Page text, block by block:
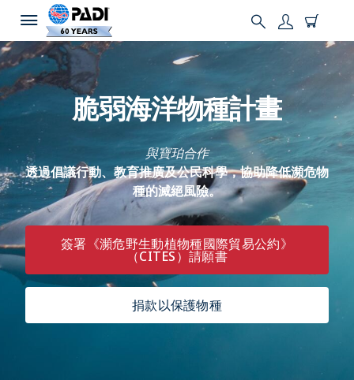
脆弱海洋物種計畫
與寶珀合作
透過倡議行動、教育推廣及公民科學，協助降低瀕危物
種的滅絕風險。
簽署《瀕危野生動植物種國際貿易公約》
（CITES）請願書
捐款以保護物種